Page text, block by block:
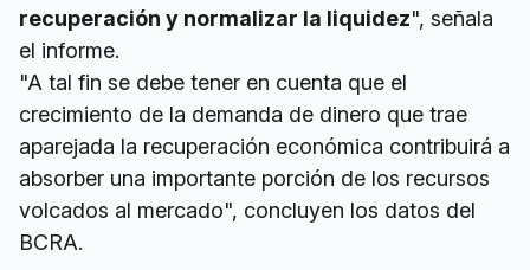
recuperación y normalizar la liquidez", señala
el informe.
"A tal fin se debe tener en cuenta que el
crecimiento de la demanda de dinero que trae
aparejada la recuperación económica contribuirá a
absorber una importante porción de los recursos
volcados al mercado", concluyen los datos del
BCRA.